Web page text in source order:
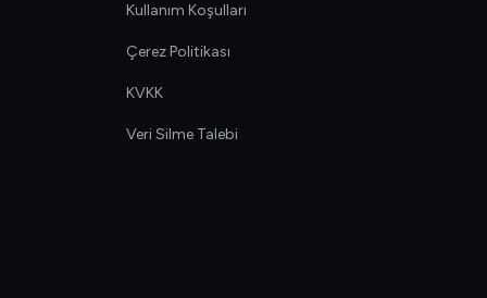
Kullanım Koşulları
Çerez Politikası
KVKK
Veri Silme Talebi